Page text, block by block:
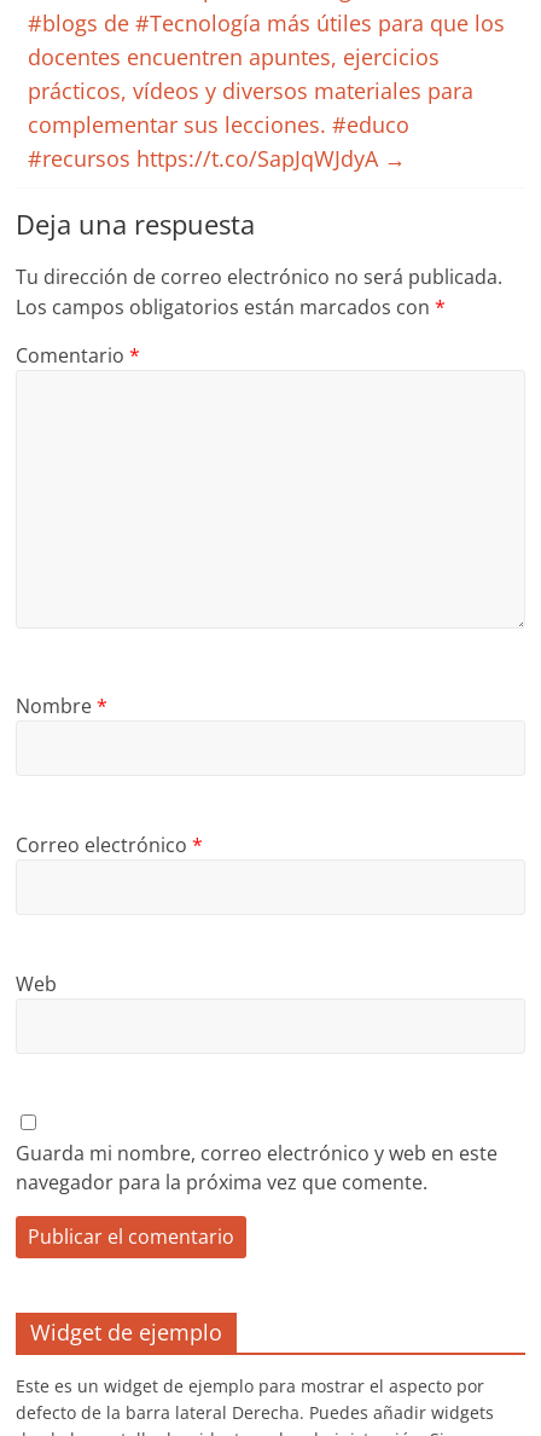
#blogs de #Tecnología más útiles para que los
docentes encuentren apuntes, ejercicios
prácticos, vídeos y diversos materiales para
complementar sus lecciones. #educo
#recursos https://t.co/SapJqWJdyA →
Deja una respuesta
Tu dirección de correo electrónico no será publicada.
Los campos obligatorios están marcados con*
Comentario*
Nombre*
Correo electrónico*
Web
Guarda mi nombre, correo electrónico y web en este
navegador para la próxima vez que comente.
Widget de ejemplo
Este es un widget de ejemplo para mostrar el aspecto por
defecto de la barra lateral Derecha. Puedes añadir widgets